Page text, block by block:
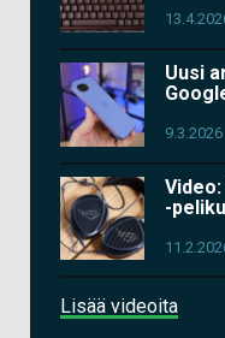
Uusi
9.3.2026
-
Lisää videoita